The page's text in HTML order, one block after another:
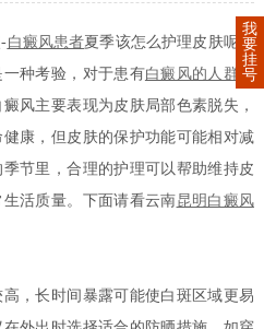
白癜风患者夏季该怎么护理皮肤呢？
种考验，对于患有白癜风的人群 而
风主要表现为皮肤局部色素脱失，
康，但皮肤的保护功能可能相对减
节里，合理的护理可以帮助维持皮
活质量。下面请看云南昆明白癜风
长时间暴露可能使白斑区域更易
我
要
挂
号